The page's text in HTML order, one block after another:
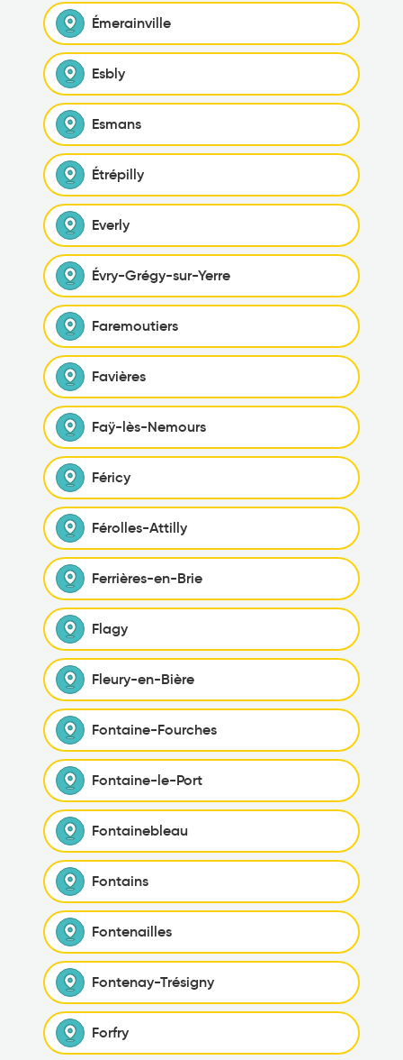
Émerainville
Esbly
Esmans
Étrépilly
Everly
Évry-Grégy-sur-Yerre
Faremoutiers
Favières
Faÿ-lès-Nemours
Féricy
Férolles-Attilly
Ferrières-en-Brie
Flagy
Fleury-en-Bière
Fontaine-Fourches
Fontaine-le-Port
Fontainebleau
Fontains
Fontenailles
Fontenay-Trésigny
Forfry